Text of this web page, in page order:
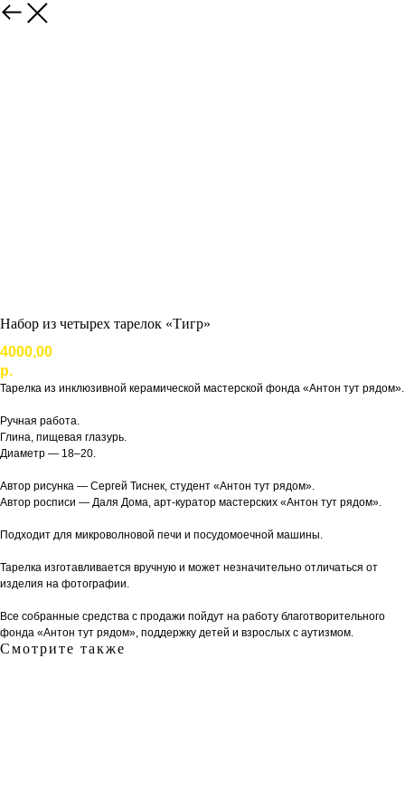
Набор из четырех тарелок «Тигр»
4000,00
р.
Тарелка из инклюзивной керамической мастерской фонда «Антон тут рядом».
Ручная работа.
Глина, пищевая глазурь.
Диаметр — 18–20.
Автор рисунка — Сергей Тиснек, студент «Антон тут рядом».
Автор росписи — Даля Дома, арт-куратор мастерских «Антон тут рядом».
Подходит для микроволновой печи и посудомоечной машины.
Тарелка изготавливается вручную и может незначительно отличаться от
изделия на фотографии.
Все собранные средства с продажи пойдут на работу благотворительного
фонда «Антон тут рядом», поддержку детей и взрослых с аутизмом.
Смотрите также